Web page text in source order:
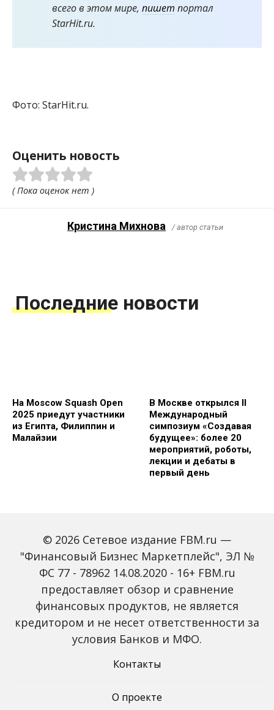
всего в этом мире, пишет портал
StarHit.ru.
Фото: StarHit.ru.
Оценить новость
( Пока оценок нет )
Кристина Михнова / автор статьи
Последние новости
На Moscow Squash Open
2025 приедут участники
из Египта, Филиппин и
Малайзии
В Москве открылся II
Международный
симпозиум «Создавая
будущее»: более 20
мероприятий, роботы,
лекции и дебаты в
первый день
Зарплаты вырастут,
банки включат защиту
от мошенников: какие
новые законы ждут
россиян с октября
Россиян предупредили
мошенников на фоне
снижения ключевой
ставки
© 2026 Сетевое издание FBM.ru —
"Финансовый Бизнес Маркетплейс", ЭЛ №
ФС 77 - 78962 14.08.2020 - 16+ FBM.ru
предоставляет обзор и сравнение
финансовых продуктов, не является
кредитором и не несет ответственности за
условия Банков и МФО.
Контакты
О проекте